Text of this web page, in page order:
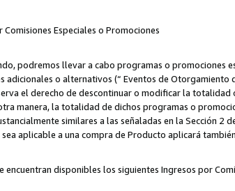
Comisiones Especiales o Promociones
podremos llevar a cabo programas o
adicionales o alternativos (“ Eventos de
el derecho de descontinuar o modificar la
manera, la totalidad de dichos programas o
similares a las señaladas en la Sección 2
aplicable a una compra de Producto aplicará
encuentran disponibles los siguientes Ingresos por